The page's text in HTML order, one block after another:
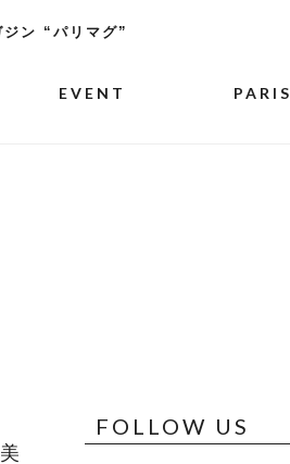
ン “パリマグ”
EVENT PARIS
FOLLOW US